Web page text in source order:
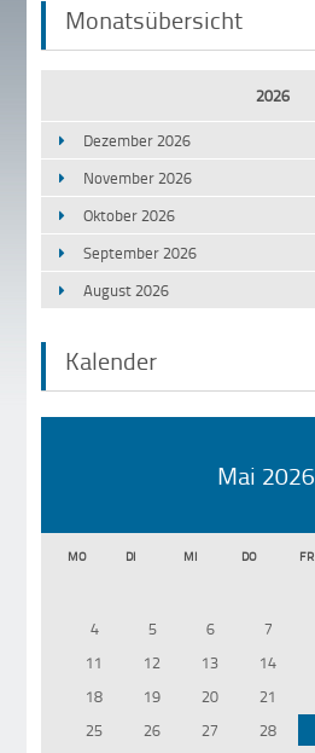
Monatsübersicht
2026
Dezember 2026
November 2026
Oktober 2026
September 2026
August 2026
Kalender
Mai 2026
MO DI MI DO FR
4
5 6 7
11
12 13 14
18
19 20 21
25
26 27 28